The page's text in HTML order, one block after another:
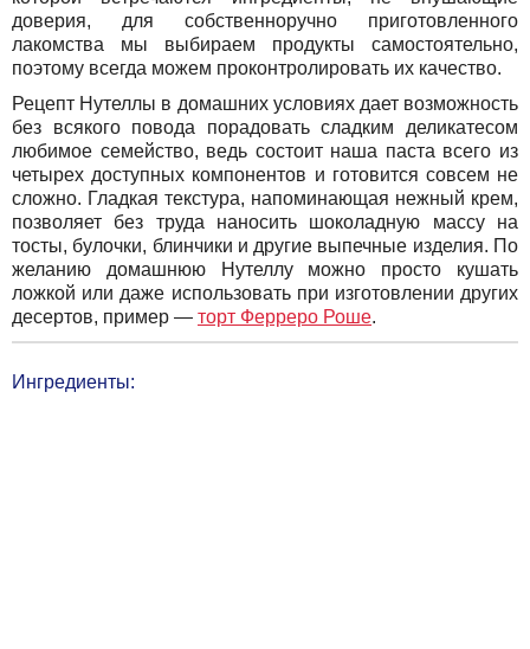
доверия, для собственноручно приготовленного
лакомства мы выбираем продукты самостоятельно,
поэтому всегда можем проконтролировать их качество.
Рецепт Нутеллы в домашних условиях дает возможность
без всякого повода порадовать сладким деликатесом
любимое семейство, ведь состоит наша паста всего из
четырех доступных компонентов и готовится совсем не
сложно. Гладкая текстура, напоминающая нежный крем,
позволяет без труда наносить шоколадную массу на
тосты, булочки, блинчики и другие выпечные изделия. По
желанию домашнюю Нутеллу можно просто кушать
ложкой или даже использовать при изготовлении других
десертов, пример — торт Ферреро Роше.
Ингредиенты: